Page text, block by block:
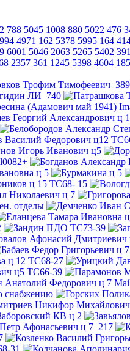
788 5045 1008 880 5022 476
4971 162 5378 5995 164
6001 5046 2063 5265 5402
2357 361 1245 5398 4604 185